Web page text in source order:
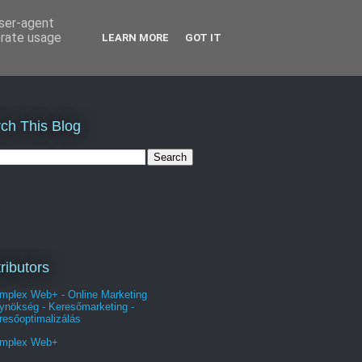
This Blog
Web+ - Online Marketing
- Keresőmarketing -
Web+
agent
usage
LEARN MORE GOT IT